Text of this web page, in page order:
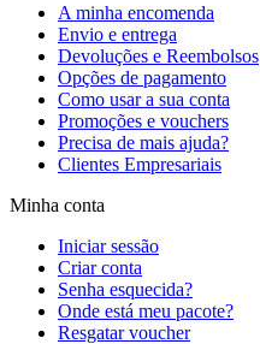
A minha encomenda
Envio e entrega
Devoluções e Reembolsos
Opções de pagamento
Como usar a sua conta
Promoções e vouchers
Precisa de mais ajuda?
Clientes Empresariais
Minha conta
Iniciar sessão
Criar conta
Senha esquecida?
Onde está meu pacote?
Resgatar voucher